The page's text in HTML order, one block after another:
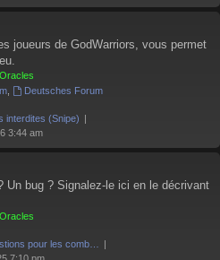
joueurs de GodWarriors, vous permet
Oracles
,
Deutsches Forum
interdites (Snipe)
3:44 am
Un bug ? Signalez-le ici en le décrivant
Oracles
pour les comb…